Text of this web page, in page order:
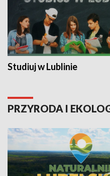
Studiuj w Lublinie
PRZYRODA I